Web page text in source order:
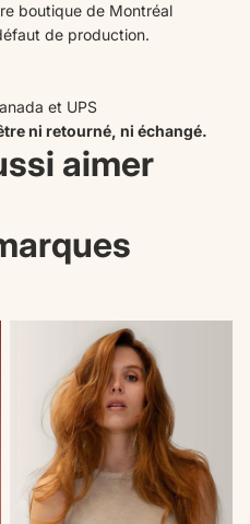
boutique de Montréal
de production.
et UPS
ni retourné, ni échangé.
aimer
Il n'en reste plus qu'un!